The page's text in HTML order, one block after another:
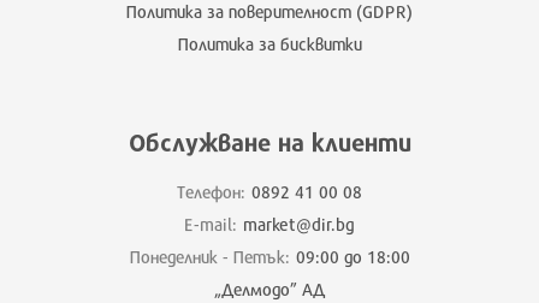
Политика за поверителност (GDPR)
Политика за бисквитки
Обслужване на клиенти
Телефон: 0892 41 00 08
E-mail: market@dir.bg
Понеделник - Петък: 09:00 до 18:00
„Делмодо” АД